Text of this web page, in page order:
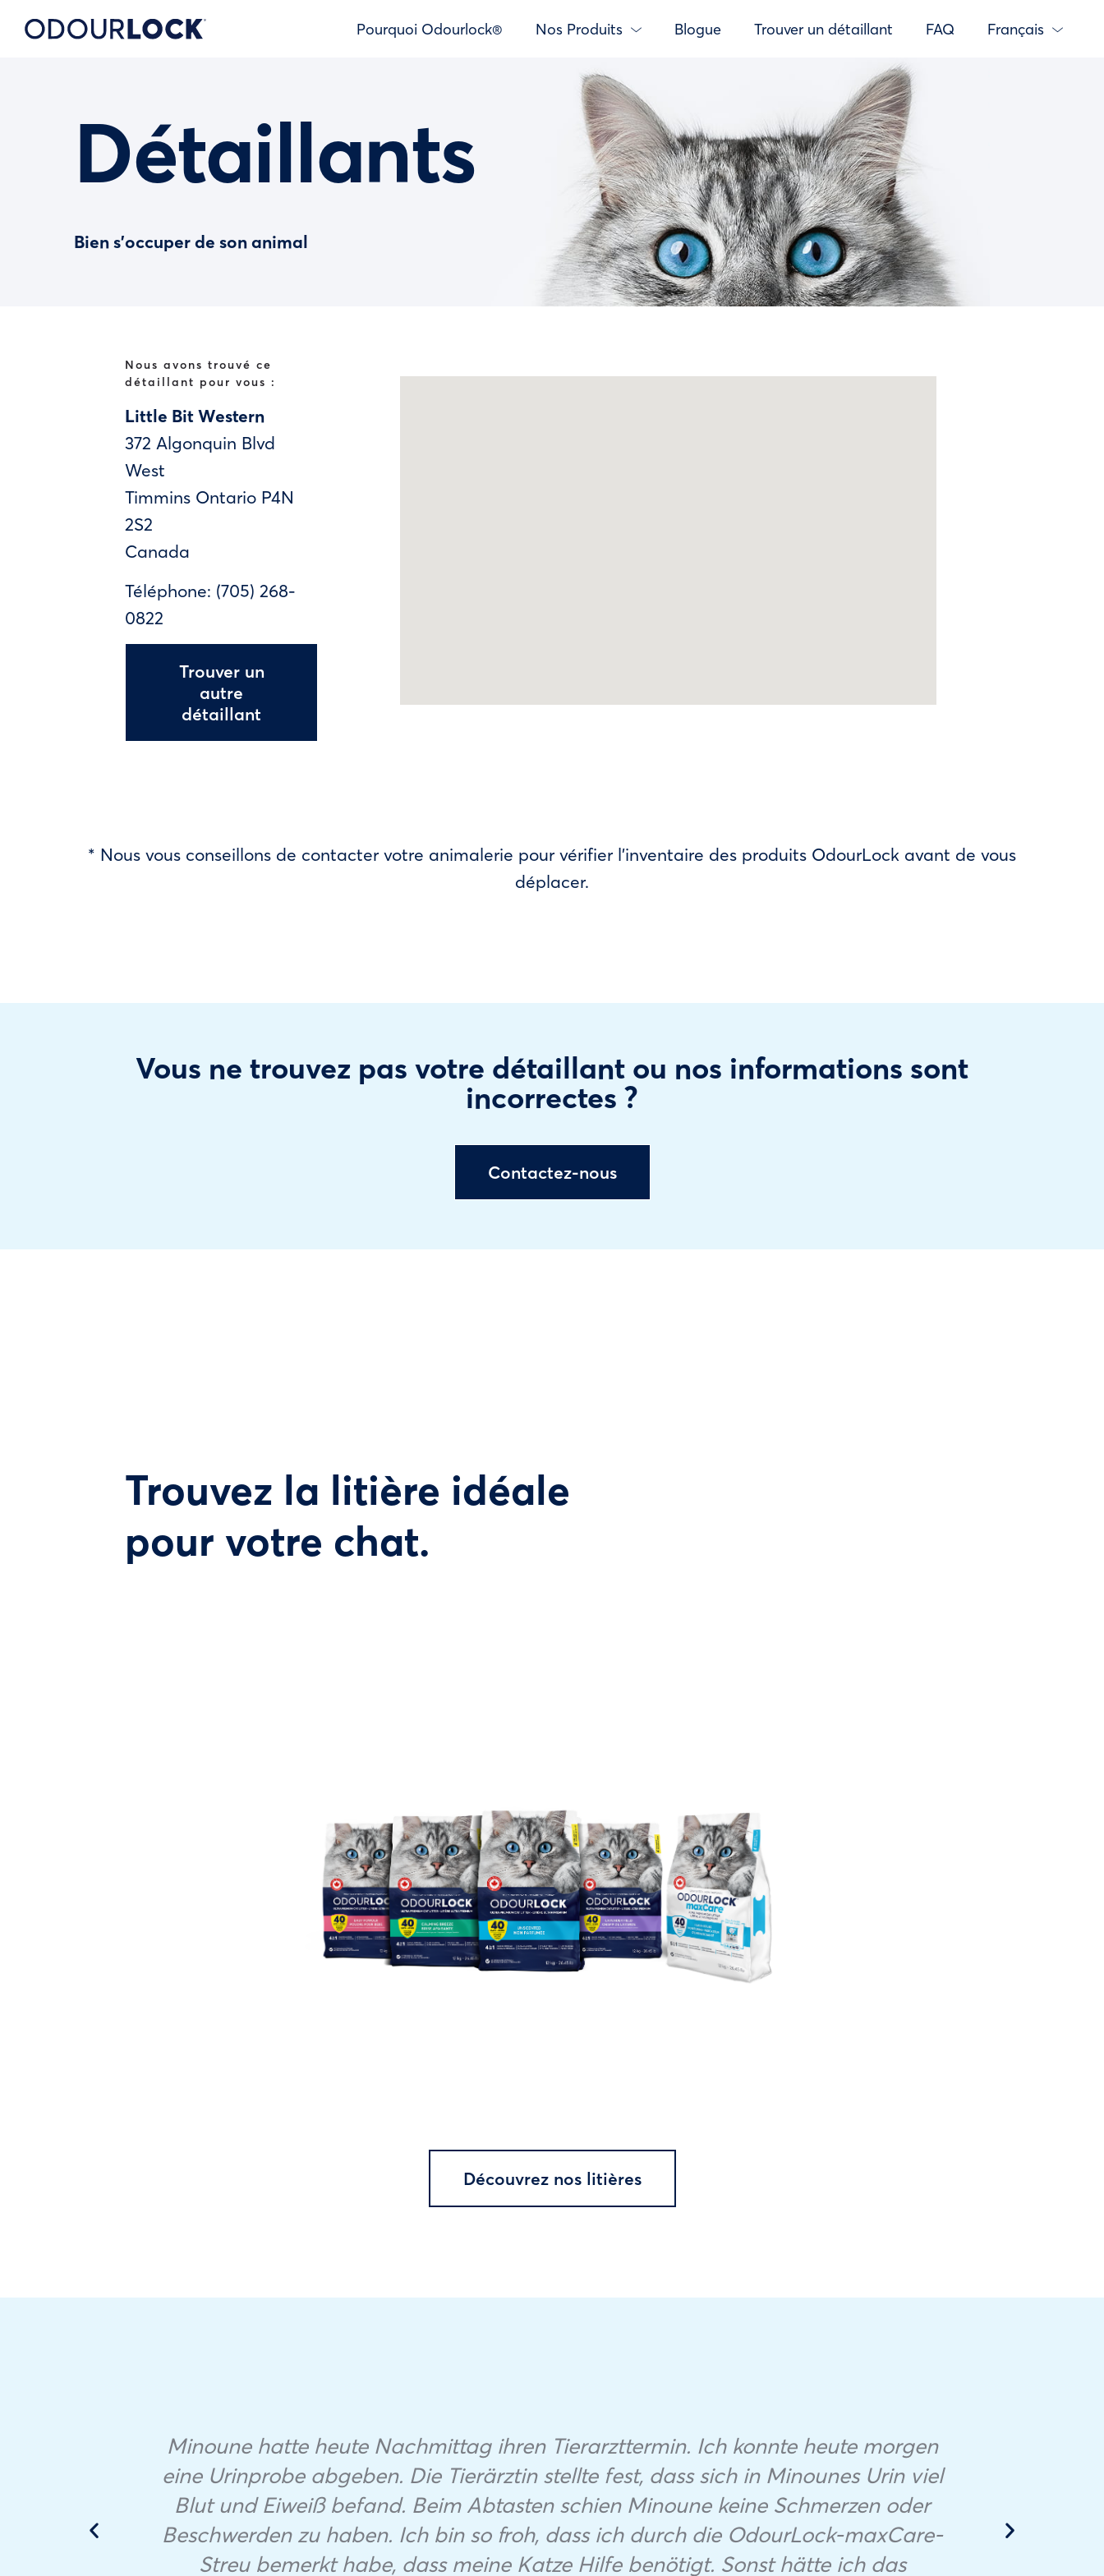
Pourquoi Odourlock® Nos Produits Blogue Trouver un détaillant FAQ Français
Détaillants
Bien s’occuper de son animal
Nous avons trouvé ce
détaillant pour vous :
Little Bit Western
372 Algonquin Blvd
West
Timmins Ontario P4N
2S2
Canada
Téléphone: (705) 268-
0822
Trouver un
autre
détaillant
* Nous vous conseillons de contacter votre animalerie pour vérifier l’inventaire des produits OdourLock avant de vous
déplacer.
Vous ne trouvez pas votre détaillant ou nos informations sont
incorrectes ?
Contactez-nous
Trouvez la litière idéale
pour votre chat.
Découvrez nos litières
Minoune hatte heute Nachmittag ihren Tierarzttermin. Ich konnte heute morgen
eine Urinprobe abgeben. Die Tierärztin stellte fest, dass sich in Minounes Urin viel
Blut und Eiweiß befand. Beim Abtasten schien Minoune keine Schmerzen oder
Beschwerden zu haben. Ich bin so froh, dass ich durch die OdourLock-maxCare-
Streu bemerkt habe, dass meine Katze Hilfe benötigt. Sonst hätte ich das